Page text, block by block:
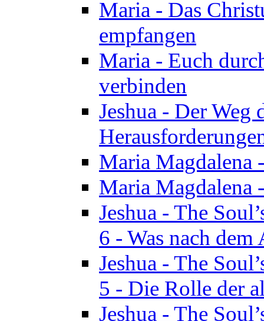
Maria - Das
empfangen
Maria - Euch
verbinden
Jeshua - Der Weg
Maria Magdalena
Maria Magdalena
Jeshua - The
6 - Was nach
Jeshua - The
5 - Die Rolle der
Jeshua - The